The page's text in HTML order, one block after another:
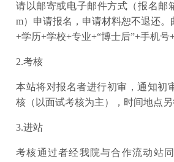
请以邮寄或电子邮件方式（报名邮
m）申请报名，申请材料恕不退还。
+学历+学校+专业+“博士后”+手机号
2.考核
本站将对报名者进行初审，通知初
核（以面试考核为主），时间地点另
3.进站
考核通过者经我院与合作流动站